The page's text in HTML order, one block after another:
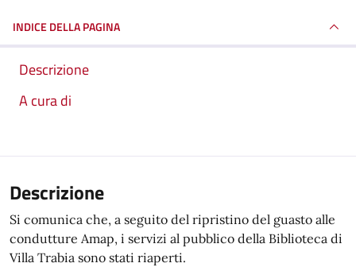
INDICE DELLA PAGINA
Descrizione
A cura di
Descrizione
Si comunica che, a seguito del ripristino del guasto alle
condutture Amap, i servizi al pubblico della Biblioteca di
Villa Trabia sono stati riaperti.